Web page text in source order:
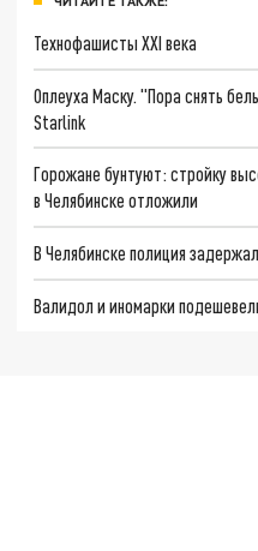
Технофашисты XXI века
Оплеуха Маску. "Пора снять
Starlink
Горожане бунтуют: стройку
в Челябинске отложили
В Челябинске полиция
Валидол и иномарки